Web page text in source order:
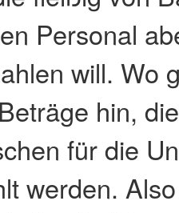
Personal
will. Wo
hin,
für die
werden.